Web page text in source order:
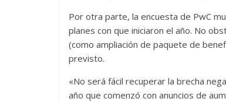
Por otra parte, la encuesta de PwC
planes con que iniciaron el año. No
(como ampliación de paquete de
previsto.
«No será fácil recuperar la brecha
año que comenzó con anuncios de